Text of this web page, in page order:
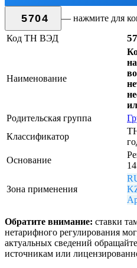
5704
— нажмите для
Код ТН ВЭД
Наименование
Родительская группа
Классификатор
Основание
Зона применения
Обратите внимание: ставки
нетарифного регулирования
актуальных сведений
источникам или